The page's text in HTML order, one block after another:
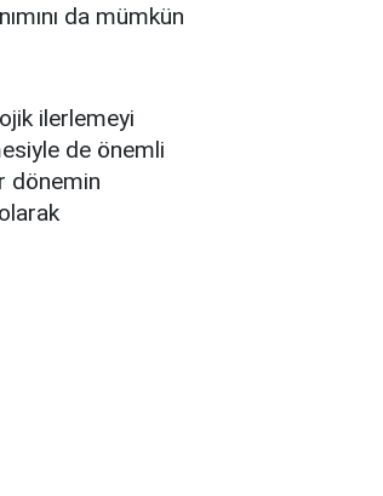
da mümkün
ilerlemeyi
de önemli
dönemin